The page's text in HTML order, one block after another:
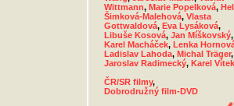
Wittmann, Marie Popelková,
Šimková-Malehová, Vlasta
Gottwaldová, Eva Lysáková,
Libuše Kosová, Jan Míškovský,
Karel Macháček, Lenka
Ladislav Lahoda, Michal Träger,
Jaroslav Radimecký, Karel Vítek
ČR/SR filmy,
Dobrodružný film-DVD